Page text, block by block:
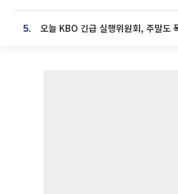
5. 오늘 KBO 긴급 실행위원회, 주말도